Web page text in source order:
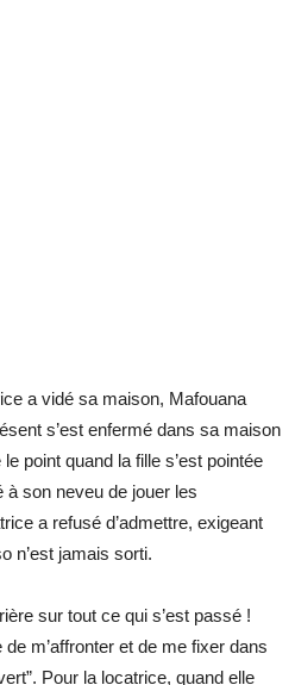
a vidé sa maison, Mafouana
s’est enfermé dans sa maison
point quand la fille s’est pointée
à son neveu de jouer les
a refusé d’admettre, exigeant
n’est jamais sorti.
sur tout ce qui s’est passé !
de m’affronter et de me fixer dans
Pour la locatrice, quand elle